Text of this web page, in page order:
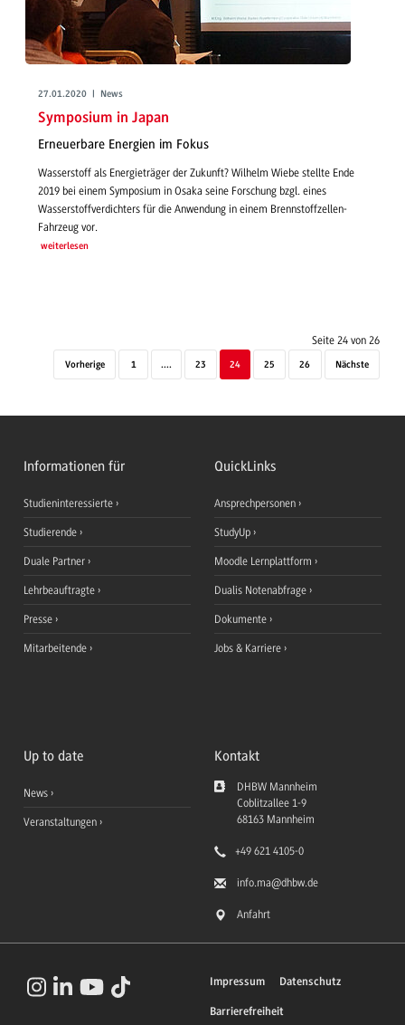
27.01.2020 | News
Symposium in Japan
Erneuerbare Energien im Fokus
Wasserstoff als Energieträger der Zukunft? Wilhelm Wiebe stellte Ende
2019 bei einem Symposium in Osaka seine Forschung bzgl. eines
Wasserstoffverdichters für die Anwendung in einem Brennstoffzellen-
Fahrzeug vor.
weiterlesen
Seite 24 von 26
Vorherige 1 .... 23 24 25 26 Nächste
Informationen für
Studieninteressierte
Studierende
Duale Partner
Lehrbeauftragte
Presse
Mitarbeitende
QuickLinks
Ansprechpersonen
StudyUp
Moodle Lernplattform
Dualis Notenabfrage
Dokumente
Jobs & Karriere
Up to date
News
Veranstaltungen
Kontakt
DHBW Mannheim
Coblitzallee 1-9
68163 Mannheim
+49 621 4105-0
info.ma@dhbw.de
Anfahrt
Impressum Datenschutz
Barrierefreiheit